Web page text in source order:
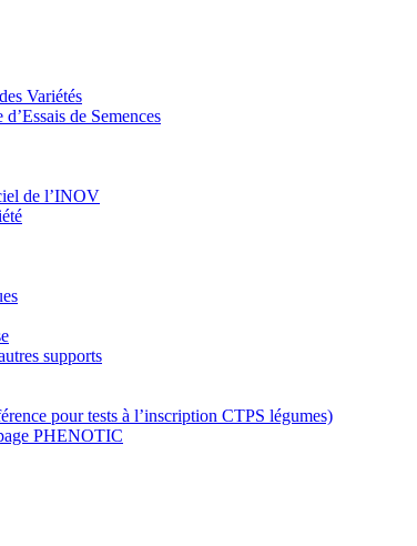
Variétés
de Semences
de l’INOV
supports
pour tests à l’inscription CTPS légumes)
PHENOTIC